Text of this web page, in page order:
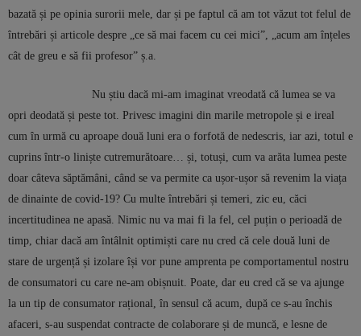
bazată și pe opinia surorii mele, dar și pe faptul că am tot văzut tot felul de
întrebări și articole despre „ce să mai facem cu cei mici”, „acum am înțeles
cât de greu e să fii profesor” ș.a.
Nu știu dacă mi-am imaginat vreodată că lumea se va
opri deodată și peste tot. Privesc imagini din marile metropole și e ireal
cum în urmă cu aproape două luni era o forfotă de nedescris, iar azi, totul e
cuprins într-o liniște cutremurătoare… și, totuși, cum va arăta lumea peste
doar câteva săptămâni, când se va permite ca ușor-ușor să revenim la viața
de dinainte de covid-19? Cu multe întrebări și temeri, zic eu, căci
incertitudinea ne apasă. Nimic nu va mai fi la fel, cel puțin o perioadă de
timp, chiar dacă am întâlnit optimiști care nu cred că cele două luni de
stare de urgență și izolare își vor pune amprenta pe comportamentul nostru
de consumatori cu care ne-am obișnuit. Poate, dar eu cred că se va ajunge
la un tip de consumator rațional, în sensul că acum, după ce s-au închis
afaceri, s-au suspendat contracte de colaborare și de muncă, e lesne de